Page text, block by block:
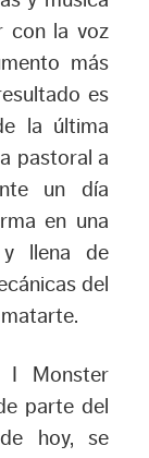
con la voz
más
es
la última
pastoral a
un día
en una
llena de
del
Monster
parte del
hoy, se